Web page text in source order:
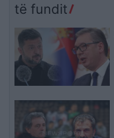
të fundit